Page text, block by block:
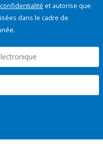
et autorise que
dans le cadre de